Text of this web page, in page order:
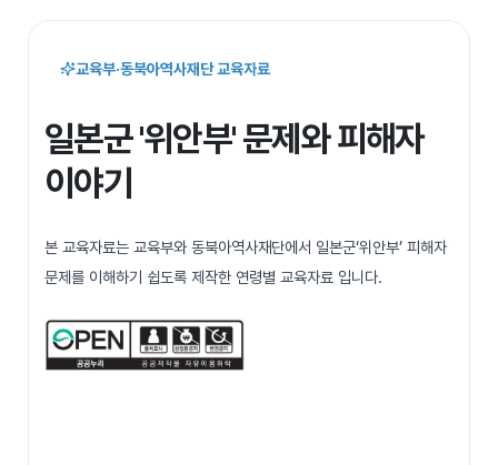
교육부·동북아역사재단 교육자료
일본군 '위안부' 문제와 피해자
이야기
본 교육자료는 교육부와 동북아역사재단에서 일본군‘위안부’ 피해자
문제를 이해하기 쉽도록 제작한 연령별 교육자료 입니다.